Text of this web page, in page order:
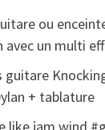
ou
avec un multi
guitare
+ tablature